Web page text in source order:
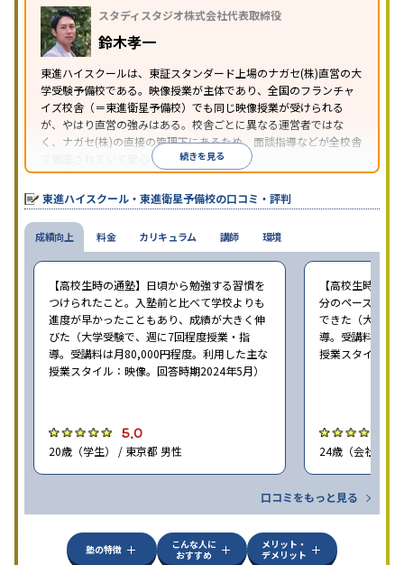
スタディスタジオ株式会社代表取締役
鈴木孝一
東進ハイスクールは、東証スタンダード上場のナガセ(株)直営の大
学受験予備校である。映像授業が主体であり、全国のフランチャ
イズ校舎（＝東進衛星予備校）でも同じ映像授業が受けられる
が、やはり直営の強みはある。校舎ごとに異なる運営者ではな
く、ナガセ(株)の直接の管理下にあるため、面談指導などが全校舎
で徹底されていて安心できる。
東進衛星予備校は、運営会社により指導方針や校舎のルールが異
なる。体験授業では、授業のみで判断するのではなく、担当者や
校舎雰囲気、校舎での合格実績などを確認すると良いだろう。
続きを見る
東進ハイスクール・東進衛星予備校の口コミ・評判
成績向上
【高校生時の通塾】日頃から勉強する習慣を
つけられたこと。入塾前と比べて学校よりも
進度が早かったこともあり、成績が大きく伸
びた（大学受験で、週に7回程度授業・指
導。受講料は月80,000円程度。利用した主な
授業スタイル：映像。回答時期2024年5月）
5.0
20歳（学生） / 東京都 男性
【高校生時の通
分のペースで進
できた（大学受
導。受講料は月
授業スタイル：
24歳（会社員<
口コミをもっと見る
料金 カリキュラム 講師 環境
塾の特徴
こんな人に
おすすめ
メリット・
デメリット